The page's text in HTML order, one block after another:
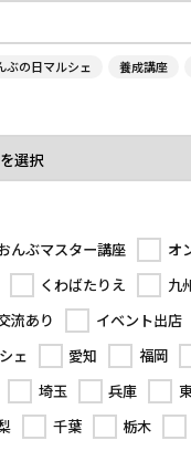
ぶの日マルシェ 養成講座
んぶマスター講座
オ
くわばたりえ
九
流あり
イベント出店
ェ
愛知 福岡
埼玉 兵庫
千葉 栃木